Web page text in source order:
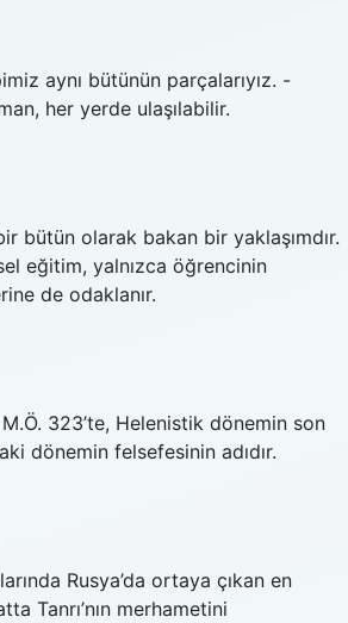
aynı bütünün parçalarıyız. -
her yerde ulaşılabilir.
bütün olarak bakan bir yaklaşımdır.
eğitim, yalnızca öğrencinin
de odaklanır.
323’te, Helenistik dönemin son
dönemin felsefesinin adıdır.
Rusya’da ortaya çıkan en
Tanrı’nın merhametini